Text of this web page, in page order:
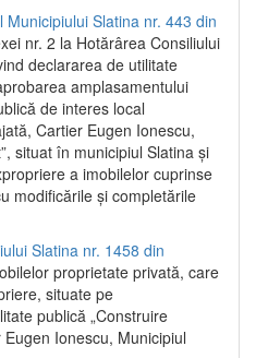
Slatina nr. 443 din
nr. 2 la Hotărârea Consiliului
declararea de utilitate
amplasamentului
de interes local
Cartier Eugen Ionescu,
situat în municipiul Slatina şi
a imobilelor cuprinse
modificările şi completările
Slatina nr. 1458 din
proprietate privată, care
situate pe
publică „Construire
Ionescu, Municipiul